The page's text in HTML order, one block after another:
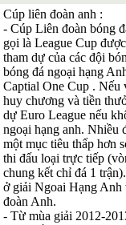
Cúp liên đoàn anh :
- Cúp Liên đoàn bóng
gọi là League Cup
tham dự của các đội
bóng đá ngoại hạng
Captial One Cup . Nếu
huy chương và tiền
dự Euro League nếu
ngoại hạng anh. Nhiều
một mục tiêu thấp hơn
thi đấu loại trực tiếp
chung kết chỉ đá 1
ở giải Ngoai Hạng Anh
đoàn Anh.
- Từ mùa giải 2012-